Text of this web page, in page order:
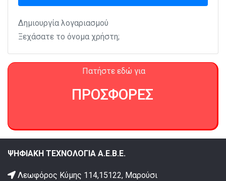
Δημιουργία λογαριασμού
Ξεχάσατε το όνομα χρήστη;
Πατήστε εδώ για
ΠΡΟΣΦΟΡΕΣ
ΨΗΦΙΑΚΗ ΤΕΧΝΟΛΟΓΙΑ Α.Ε.Β.Ε.
Λεωφόρος Κύμης 114,15122, Μαρούσι